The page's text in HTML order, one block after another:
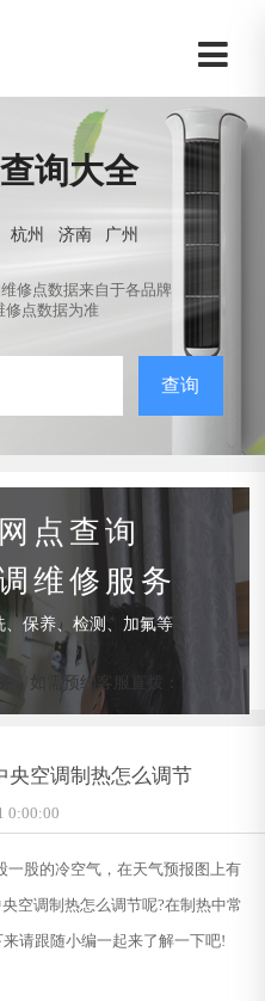
询大全
杭州 济南
广州
修点数据来自于各品牌
修点数据为准
查询
点查询
维修服务
保养、检测、加氟等
，如需预约客服直拨：
央空调制热怎么调节
0:00:00
一股的冷空气，在天气预报图上有
空调制热怎么调节呢?在制热中常
请跟随小编一起来了解一下吧!